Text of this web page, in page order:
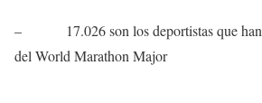
–
17.026 son los deportistas que
del World Marathon Major